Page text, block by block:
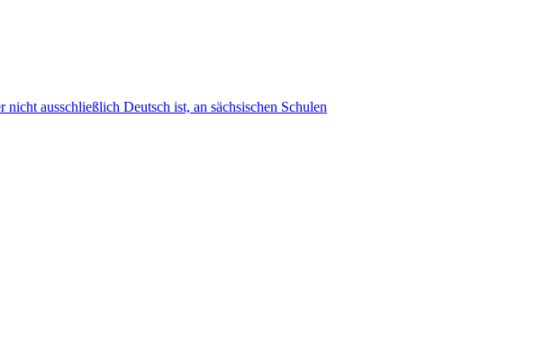
ausschließlich Deutsch ist, an sächsischen Schulen